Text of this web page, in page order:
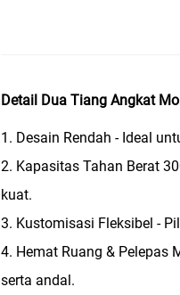
Detail Dua Tiang Angkat
1. Desain Rendah - Ideal
2. Kapasitas Tahan Berat
kuat.
3. Kustomisasi Fleksibel -
4. Hemat Ruang & Pelepas
serta andal.